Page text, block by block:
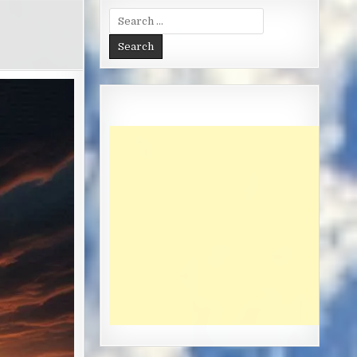
Search
for: